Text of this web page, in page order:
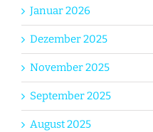
Januar 2026
Dezember 2025
November 2025
September 2025
August 2025